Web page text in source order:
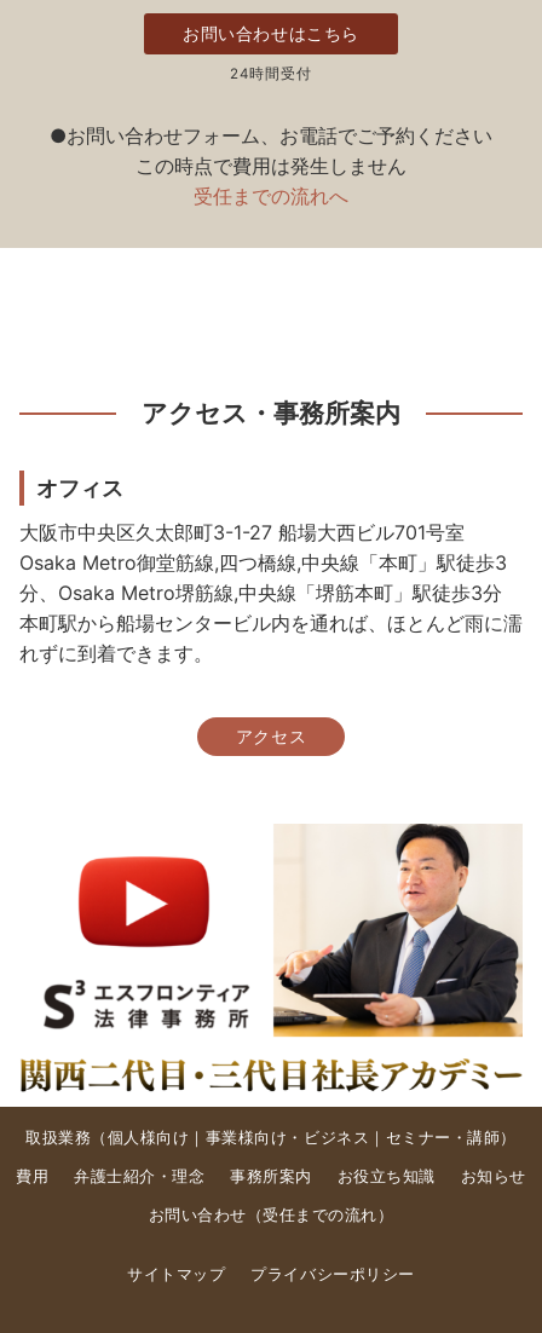
お問い合わせはこちら
24時間受付
●お問い合わせフォーム、お電話でご予約ください
この時点で費用は発生しません
受任までの流れへ
アクセス・事務所案内
オフィス
大阪市中央区久太郎町3-1-27 船場大西ビル701号室
Osaka Metro御堂筋線,四つ橋線,中央線「本町」駅徒歩3
分、Osaka Metro堺筋線,中央線「堺筋本町」駅徒歩3分
本町駅から船場センタービル内を通れば、ほとんど雨に濡
れずに到着できます。
アクセス
取扱業務（ 個人様向け ｜ 事業様向け・ビジネス ｜ セミナー・講師）
費用 弁護士紹介・理念 事務所案内 お役立ち知識 お知らせ
お問い合わせ （受任までの流れ ）
サイトマップ プライバシーポリシー